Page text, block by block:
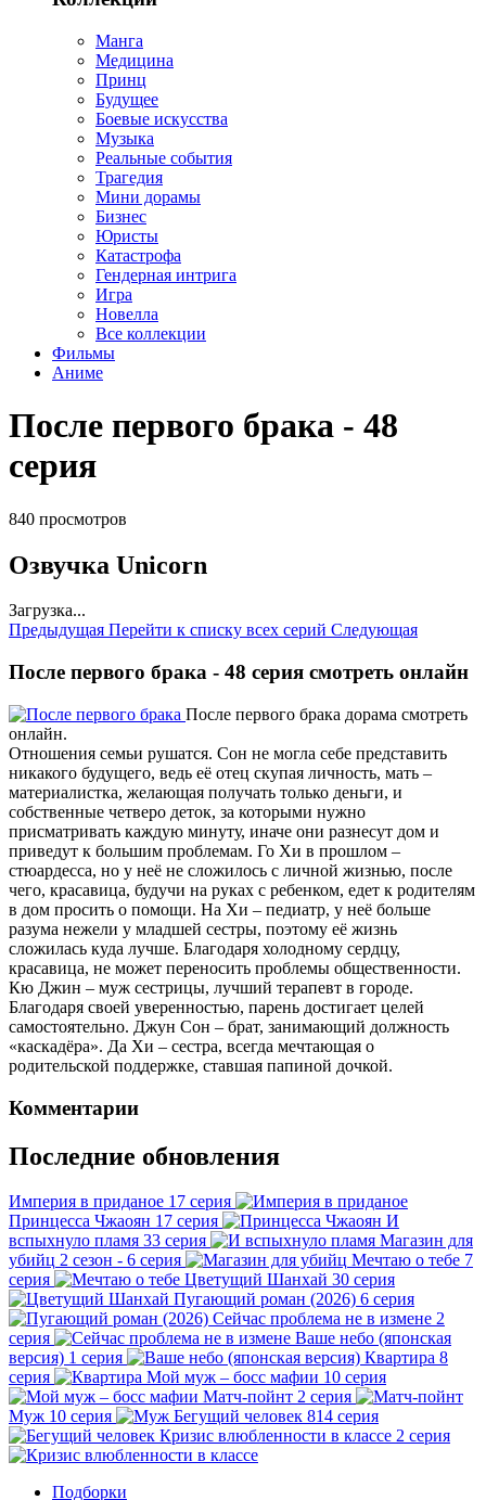
Манга
Медицина
Принц
Будущее
Боевые искусства
Музыка
Реальные события
Трагедия
Мини дорамы
Бизнес
Юристы
Катастрофа
Гендерная интрига
Игра
Новелла
Все коллекции
Фильмы
Аниме
После первого брака - 48
серия
840 просмотров
Озвучка Unicorn
Загрузка...
Предыдущая Перейти к списку всех серий Следующая
После первого брака - 48 серия смотреть онлайн
После первого брака дорама смотреть
онлайн.
Отношения семьи рушатся. Сон не могла себе представить
никакого будущего, ведь её отец скупая личность, мать –
материалистка, желающая получать только деньги, и
собственные четверо деток, за которыми нужно
присматривать каждую минуту, иначе они разнесут дом и
приведут к большим проблемам. Го Хи в прошлом –
стюардесса, но у неё не сложилось с личной жизнью, после
чего, красавица, будучи на руках с ребенком, едет к родителям
в дом просить о помощи. На Хи – педиатр, у неё больше
разума нежели у младшей сестры, поэтому её жизнь
сложилась куда лучше. Благодаря холодному сердцу,
красавица, не может переносить проблемы общественности.
Кю Джин – муж сестрицы, лучший терапевт в городе.
Благодаря своей уверенностью, парень достигает целей
самостоятельно. Джун Сон – брат, занимающий должность
«каскадёра». Да Хи – сестра, всегда мечтающая о
родительской поддержке, ставшая папиной дочкой.
Комментарии
Последние обновления
Империя в приданое 17 серия
Принцесса Чжаоян 17 серия
И
вспыхнуло пламя 33 серия
Магазин для
убийц 2 сезон - 6 серия Мечтаю о тебе 7
серия
Цветущий Шанхай 30 серия
Пугающий роман (2026) 6 серия
Сейчас проблема не в измене 2
серия
Ваше небо (японская
версия) 1 серия Квартира 8
серия
Мой муж – босс мафии 10 серия
Матч-пойнт 2 серия
Муж 10 серия Бегущий человек 814 серия
Кризис влюбленности в классе 2 серия
Подборки